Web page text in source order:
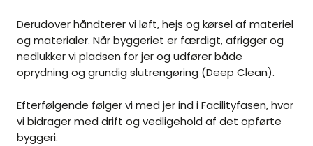
Derudover håndterer vi løft, hejs og kørsel af materiel
og materialer. Når byggeriet er færdigt, afrigger og
nedlukker vi pladsen for jer og udfører både
oprydning og grundig slutrengøring (Deep Clean).
Efterfølgende følger vi med jer ind i Facilityfasen, hvor
vi bidrager med drift og vedligehold af det opførte
byggeri.